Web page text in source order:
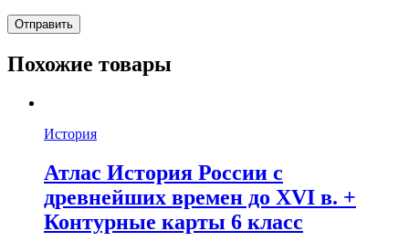
Похожие товары
История
Атлас История России с
древнейших времен до XVI в. +
Контурные карты 6 класс